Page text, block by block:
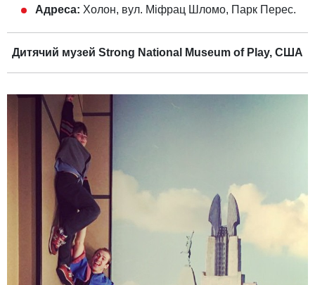
Адреса: Холон, вул. Міфрац Шломо, Парк Перес.
Дитячий музей Strong National Museum of Play, США